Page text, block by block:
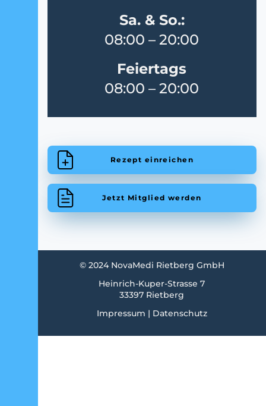
Sa. & So.:
08:00 – 20:00
Feiertags
08:00 – 20:00
Rezept einreichen
Jetzt Mitglied werden
© 2024 NovaMedi Rietberg GmbH
Heinrich-Kuper-Strasse 7
33397 Rietberg
Impressum | Datenschutz